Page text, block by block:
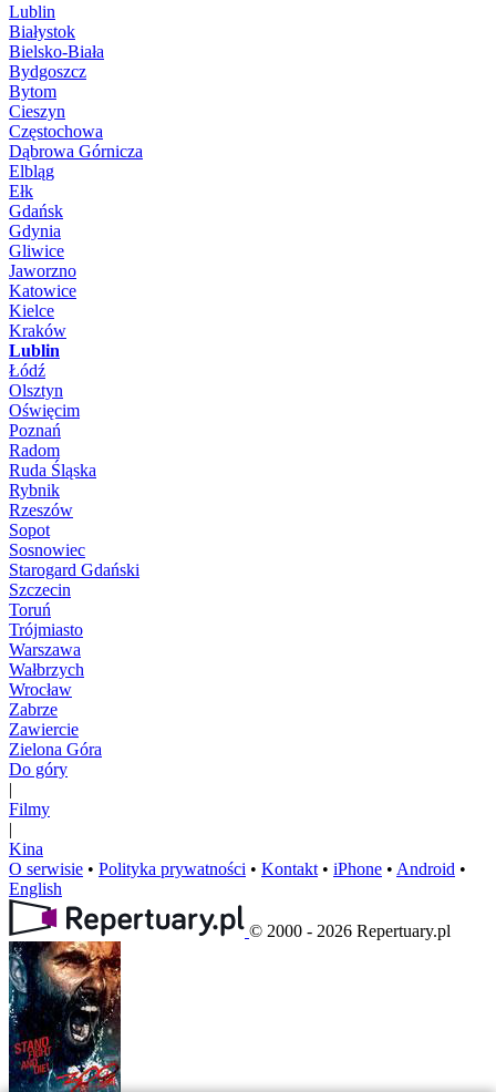
Lublin
Białystok
Bielsko-Biała
Bydgoszcz
Bytom
Cieszyn
Częstochowa
Dąbrowa Górnicza
Elbląg
Ełk
Gdańsk
Gdynia
Gliwice
Jaworzno
Katowice
Kielce
Kraków
Lublin
Łódź
Olsztyn
Oświęcim
Poznań
Radom
Ruda Śląska
Rybnik
Rzeszów
Sopot
Sosnowiec
Starogard Gdański
Szczecin
Toruń
Trójmiasto
Warszawa
Wałbrzych
Wrocław
Zabrze
Zawiercie
Zielona Góra
Do góry
|
Filmy
|
Kina
O serwisie • Polityka prywatności • Kontakt • iPhone • Android •
English
© 2000 - 2026 Repertuary.pl